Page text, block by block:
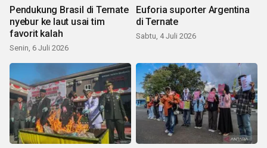
Pendukung Brasil di Ternate
nyebur ke laut usai tim
favorit kalah
Senin, 6 Juli 2026
Euforia suporter Argentina
di Ternate
Sabtu, 4 Juli 2026